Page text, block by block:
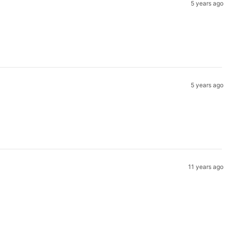
5 years ago
5 years ago
11 years ago